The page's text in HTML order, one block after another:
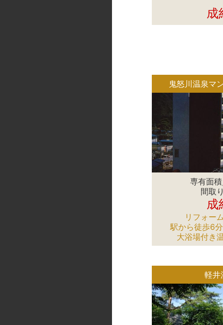
成
鬼怒川温泉マ
専有面
間取
成
リフォー
駅から徒歩6
大浴場付き
軽井